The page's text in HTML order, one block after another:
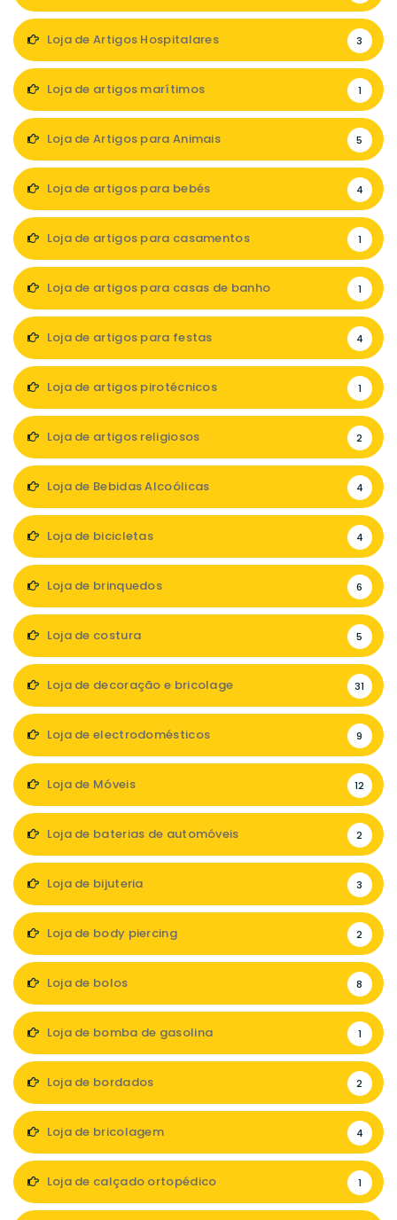
Loja de Artigos Hospitalares 3
Loja de artigos marítimos 1
Loja de Artigos para Animais 5
Loja de artigos para bebés 4
Loja de artigos para casamentos 1
Loja de artigos para casas de banho 1
Loja de artigos para festas 4
Loja de artigos pirotécnicos 1
Loja de artigos religiosos 2
Loja de Bebidas Alcoólicas 4
Loja de bicicletas 4
Loja de brinquedos 6
Loja de costura 5
Loja de decoração e bricolage 31
Loja de electrodomésticos 9
Loja de Móveis 12
Loja de baterias de automóveis 2
Loja de bijuteria 3
Loja de body piercing 2
Loja de bolos 8
Loja de bomba de gasolina 1
Loja de bordados 2
Loja de bricolagem 4
Loja de calçado ortopédico 1